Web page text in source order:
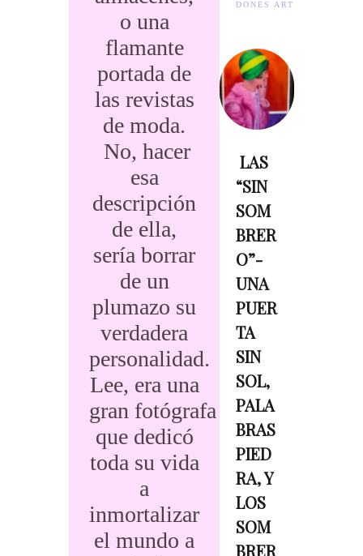
o una
flamante
portada de
las revistas
de moda.
No, hacer
esa
descripción
de ella,
sería borrar
de un
plumazo su
verdadera
personalidad.
Lee, era una
gran fotógrafa
que dedicó
toda su vida
a
inmortalizar
el mundo a
DONES ARTISTES.
​ LAS
“SIN
SOM
BRER
O”-
UNA
PUER
TA
SIN
SOL,
PALA
BRAS
PIED
RA, Y
LOS
SOM
BRER